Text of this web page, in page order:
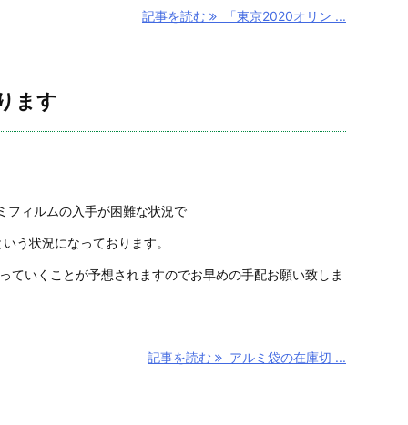
記事を読む 「東京2020オリン ...
ます
フィルムの入手が困難な状況で
う状況になっております。
ていくことが予想されますのでお早めの手配お願い致しま
記事を読む アルミ袋の在庫切 ...